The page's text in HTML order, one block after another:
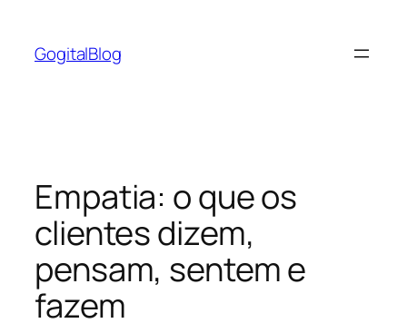
GogitalBlog
Empatia: o que os
clientes dizem,
pensam, sentem e
fazem